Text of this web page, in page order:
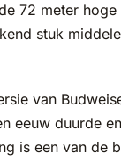
72 meter hoge
stuk
van
eeuw duurde
is een van de